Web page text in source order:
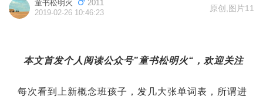
童书松明火
2011
2019-02-26 10:46:23
原创 图片11
本文首发个人阅读公众号”童书松明火“，欢迎关注
每次看到上新概念班孩子，发几大张单词表，所谓进